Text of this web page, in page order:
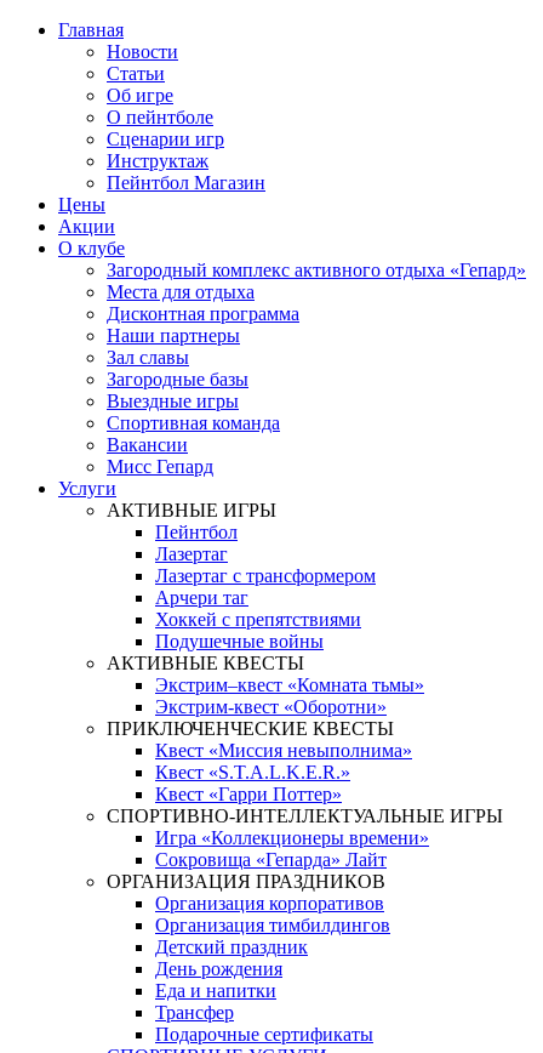
Главная
Новости
Статьи
Об игре
О пейнтболе
Сценарии игр
Инструктаж
Пейнтбол Магазин
Цены
Акции
О клубе
Загородный комплекс активного отдыха «Гепард»
Места для отдыха
Дисконтная программа
Наши партнеры
Зал славы
Загородные базы
Выездные игры
Спортивная команда
Вакансии
Мисс Гепард
Услуги
АКТИВНЫЕ ИГРЫ
Пейнтбол
Лазертаг
Лазертаг с трансформером
Арчери таг
Хоккей с препятствиями
Подушечные войны
АКТИВНЫЕ КВЕСТЫ
Экстрим–квест «Комната тьмы»
Экстрим-квест «Оборотни»
ПРИКЛЮЧЕНЧЕСКИЕ КВЕСТЫ
Квест «Миссия невыполнима»
Квест «S.T.A.L.K.E.R.»
Квест «Гарри Поттер»
СПОРТИВНО-ИНТЕЛЛЕКТУАЛЬНЫЕ ИГРЫ
Игра «Коллекционеры времени»
Сокровища «Гепарда» Лайт
ОРГАНИЗАЦИЯ ПРАЗДНИКОВ
Организация корпоративов
Организация тимбилдингов
Детский праздник
День рождения
Еда и напитки
Трансфер
Подарочные сертификаты